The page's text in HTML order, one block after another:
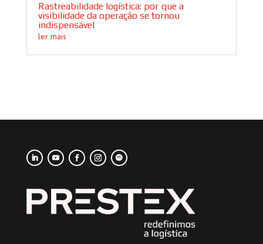
Rastreabilidade logística: por que a
visibilidade da operação se tornou
indispensável
ler mais